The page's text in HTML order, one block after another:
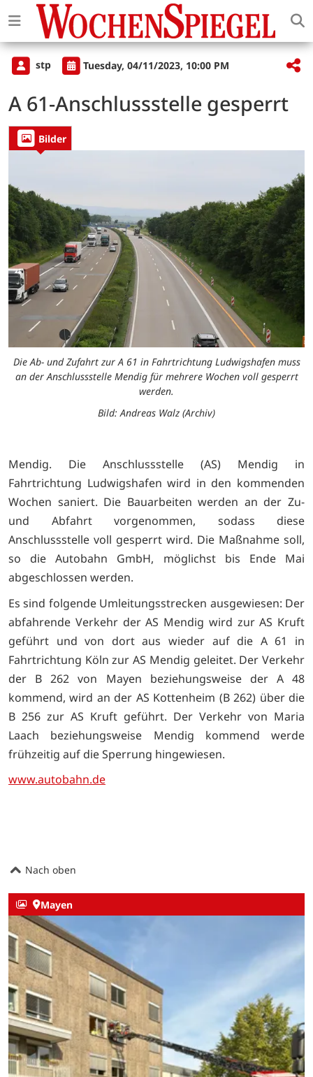
stp Tuesday, 04/11/2023, 10:00 PM
A 61-Anschlussstelle gesperrt
Bilder
Die Ab- und Zufahrt zur A 61 in Fahrtrichtung Ludwigshafen muss
an der Anschlussstelle Mendig für mehrere Wochen voll gesperrt
werden.
Bild: Andreas Walz (Archiv)
Mendig. Die Anschlussstelle (AS) Mendig in
Fahrtrichtung Ludwigshafen wird in den kommenden
Wochen saniert. Die Bauarbeiten werden an der Zu-
und Abfahrt vorgenommen, sodass diese
Anschlussstelle voll gesperrt wird. Die Maßnahme soll,
so die Autobahn GmbH, möglichst bis Ende Mai
abgeschlossen werden.
Es sind folgende Umleitungsstrecken ausgewiesen: Der
abfahrende Verkehr der AS Mendig wird zur AS Kruft
geführt und von dort aus wieder auf die A 61 in
Fahrtrichtung Köln zur AS Mendig geleitet. Der Verkehr
der B 262 von Mayen beziehungsweise der A 48
kommend, wird an der AS Kottenheim (B 262) über die
B 256 zur AS Kruft geführt. Der Verkehr von Maria
Laach beziehungsweise Mendig kommend werde
frühzeitig auf die Sperrung hingewiesen.
www.autobahn.de
Nach oben
Mayen